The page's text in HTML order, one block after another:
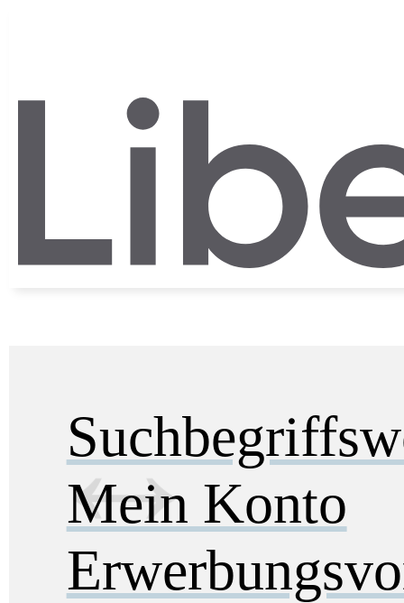
Mein Konto